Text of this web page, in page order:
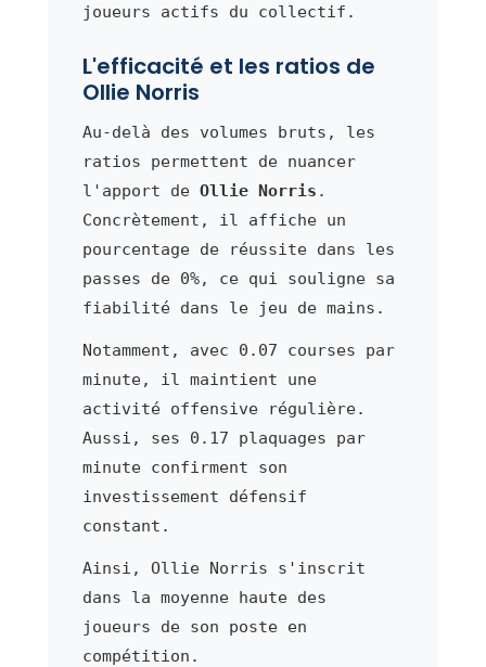
joueurs actifs du collectif.
L'efficacité et les ratios de
Ollie Norris
Au-delà des volumes bruts, les
ratios permettent de nuancer
l'apport de Ollie Norris .
Concrètement, il affiche un
pourcentage de réussite dans les
passes de 0%, ce qui souligne sa
fiabilité dans le jeu de mains.
Notamment, avec 0.07 courses par
minute, il maintient une
activité offensive régulière.
Aussi, ses 0.17 plaquages par
minute confirment son
investissement défensif
constant.
Ainsi, Ollie Norris s'inscrit
dans la moyenne haute des
joueurs de son poste en
compétition.